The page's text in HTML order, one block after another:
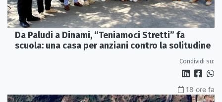
Da Paludi a Dinami, “Teniamoci Stretti” fa
scuola: una casa per anziani contro la solitudine
Condividi su:
18 ore fa